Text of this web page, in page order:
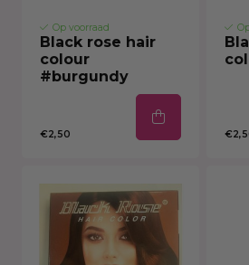
Op voorraad
Black rose hair
colour
#burgundy
€2,50